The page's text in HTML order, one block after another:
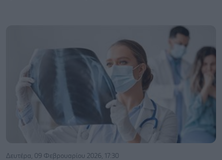
Δευτέρα, 09 Φεβρουαρίου 2026, 17:30